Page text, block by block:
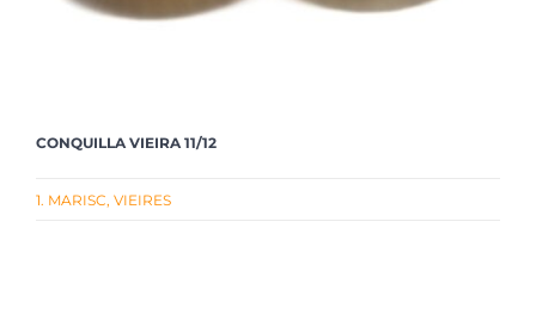
CONQUILLA VIEIRA 11/12
1. MARISC, VIEIRES